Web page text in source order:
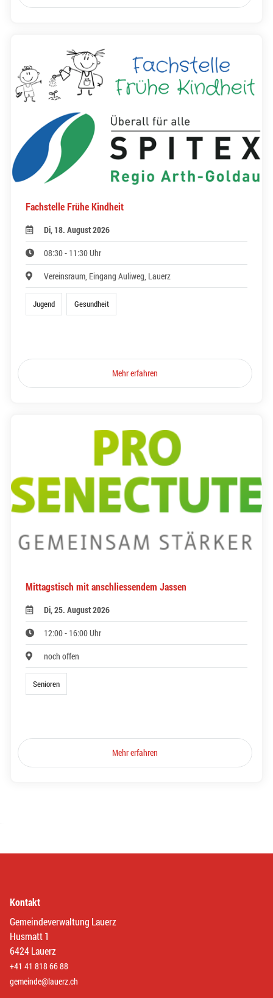
Fachstelle Frühe Kindheit
Di, 18. August 2026
08:30 - 11:30 Uhr
Vereinsraum, Eingang Auliweg, Lauerz
Jugend Gesundheit
Mehr erfahren
Mittagstisch mit anschliessendem Jassen
Di, 25. August 2026
12:00 - 16:00 Uhr
noch offen
Senioren
Mehr erfahren
Kontakt
Gemeindeverwaltung Lauerz
Husmatt 1
6424 Lauerz
+41 41 818 66 88
gemeinde@lauerz.ch